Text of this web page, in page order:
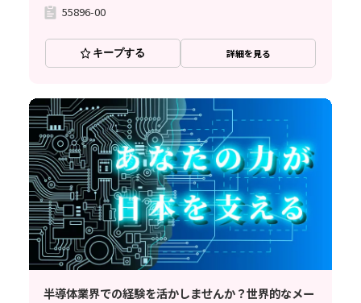
55896-00
キープする 詳細を見る
半導体業界での経験を活かしませんか？世界的なメー